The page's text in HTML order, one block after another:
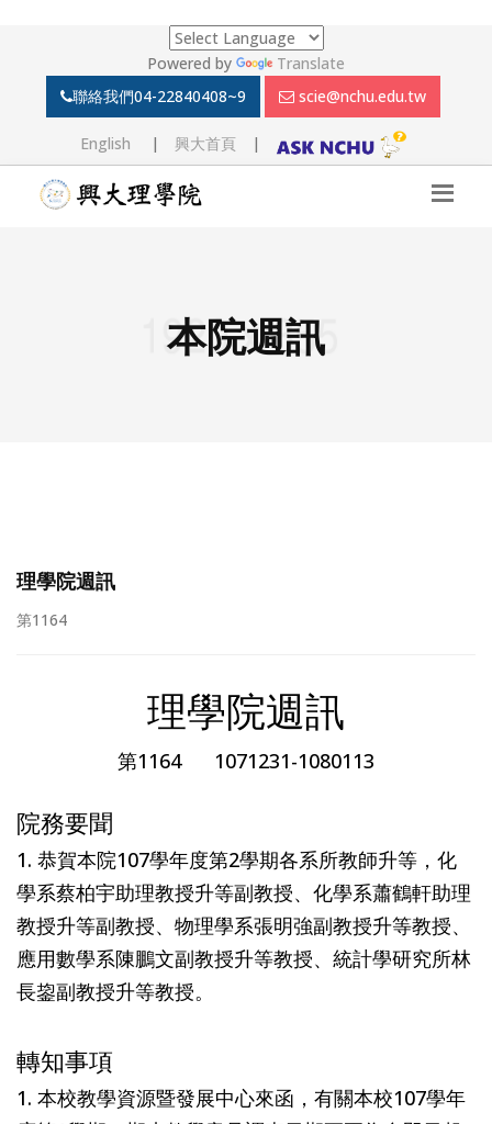
Powered by
Translate
聯絡我們04-22840408~9 scie@nchu.edu.tw
English | 興大首頁|
本院週訊
理學院週訊
第1164
理學院週訊
第1164 1071231-1080113
院務要聞
1. 恭賀本院107學年度第2學期各系所教師升等，化
學系蔡柏宇助理教授升等副教授、化學系蕭鶴軒助理
教授升等副教授、物理學系張明強副教授升等教授、
應用數學系陳鵬文副教授升等教授、統計學研究所林
長鋆副教授升等教授。
轉知事項
1. 本校教學資源暨發展中心來函，有關本校107學年